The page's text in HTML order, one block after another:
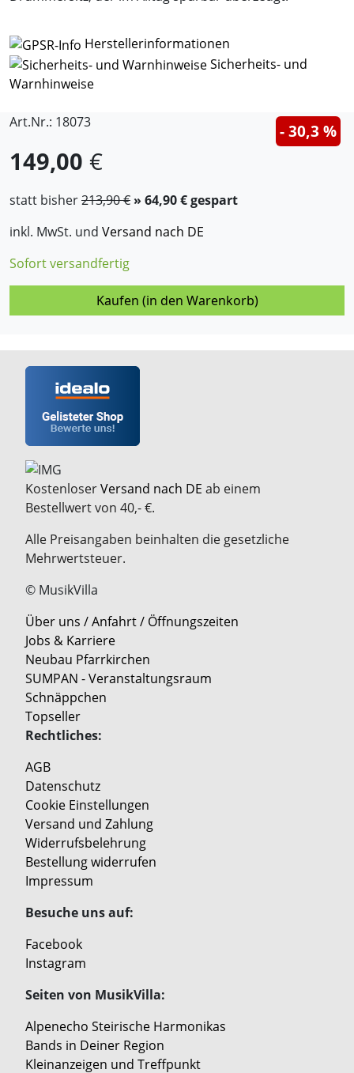
Herstellerinformationen
Sicherheits- und
Warnhinweise
Art.Nr.: 18073
149,00 €
statt bisher213,90 € » 64,90 € gespart
- 30,3 %
inkl. MwSt. und Versand nach DE
Sofort versandfertig
Kaufen (in den Warenkorb)
KostenloserVersand nach DE ab einem
Bestellwert von 40,- €.
Alle Preisangaben beinhalten die gesetzliche
Mehrwertsteuer.
© MusikVilla
Über uns / Anfahrt / Öffnungszeiten
Jobs & Karriere
Neubau Pfarrkirchen
SUMPAN - Veranstaltungsraum
Schnäppchen
Topseller
Rechtliches:
AGB
Datenschutz
Cookie Einstellungen
Versand und Zahlung
Widerrufsbelehrung
Bestellung widerrufen
Impressum
Besuche uns auf:
Facebook
Instagram
Seiten von MusikVilla:
Alpenecho Steirische Harmonikas
Bands in Deiner Region
Kleinanzeigen und Treffpunkt